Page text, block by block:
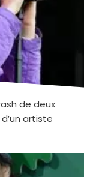
de deux
artiste